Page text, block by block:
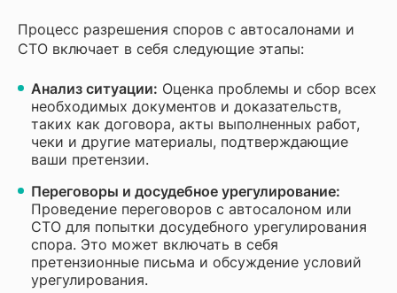
Процесс разрешения споров с автосалонами и
СТО включает в себя следующие этапы:
Анализ ситуации: Оценка проблемы и сбор всех
необходимых документов и доказательств,
таких как договора, акты выполненных работ,
чеки и другие материалы, подтверждающие
ваши претензии.
Переговоры и досудебное урегулирование:
Проведение переговоров с автосалоном или
СТО для попытки досудебного урегулирования
спора. Это может включать в себя
претензионные письма и обсуждение условий
урегулирования.